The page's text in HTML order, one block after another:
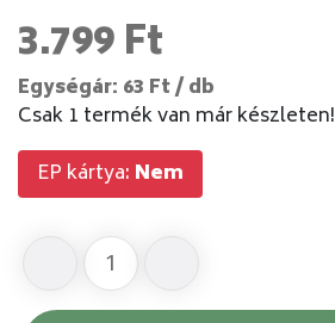
3.799 Ft
Egységár: 63 Ft / db
Csak 1 termék van már készleten!
EP kártya: Nem